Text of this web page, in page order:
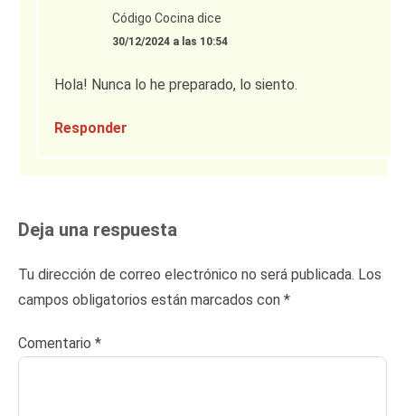
Código Cocina dice
30/12/2024 a las 10:54
Hola! Nunca lo he preparado, lo siento.
Responder
Deja una respuesta
Tu dirección de correo electrónico no será publicada. Los
campos obligatorios están marcados con *
Comentario *